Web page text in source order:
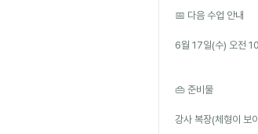
📅 다음 수업 안내
6월 17일(수) 오전
👜 준비물
강사 복장(체형이 보